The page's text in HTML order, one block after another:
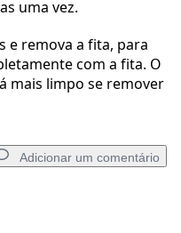
uma vez.
e remova a fita, para
com a fita. O
mais limpo se remover
Adicionar um comentário